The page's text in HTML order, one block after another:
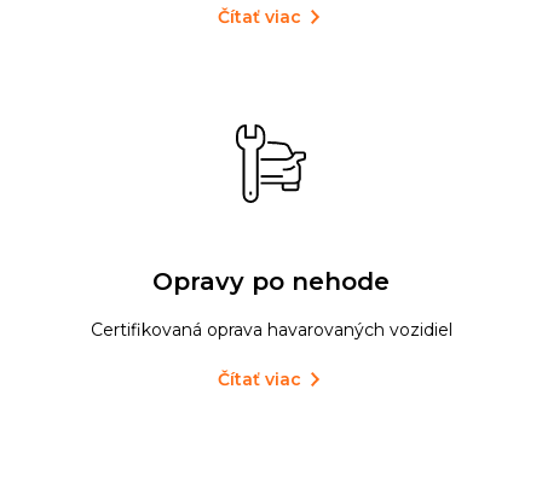
Čítať viac
Opravy po nehode
Certifikovaná oprava havarovaných vozidiel
Čítať viac